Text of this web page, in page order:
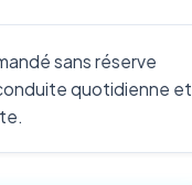
sans réserve
quotidienne et